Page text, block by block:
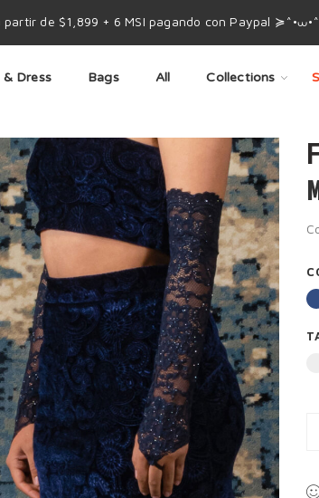
partir de $1,899 + 6 MSI pagando con Paypal
Dress Bags All Collections